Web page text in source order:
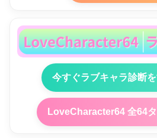
今すぐラブキャラ診断を
LoveCharacter64 全64